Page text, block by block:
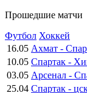
Прошедшие матчи
Футбол Хоккей
16.05 Ахмат -
10.05 Спартак -
03.05 Арсенал -
25.04 Спартак -